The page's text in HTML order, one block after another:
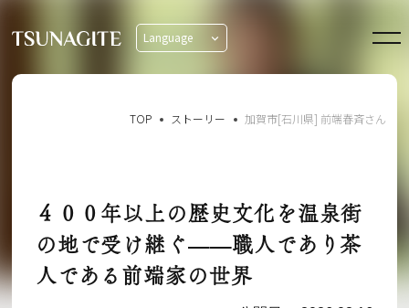
Language
TOP ストーリー 加賀市[石川県] 前端春斉さん
４００年以上の歴史文化を温泉街
の地で受け継ぐ——職人であり茶
人である前端家の世界